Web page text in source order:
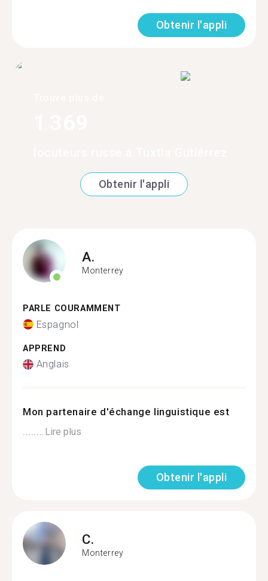
Obtenir l'appli
Obtenir l'appli
A.
Monterrey
PARLE COURAMMENT
Espagnol
APPREND
Anglais
Mon partenaire d'échange linguistique est
........Lire plus
Obtenir l'appli
C.
Monterrey